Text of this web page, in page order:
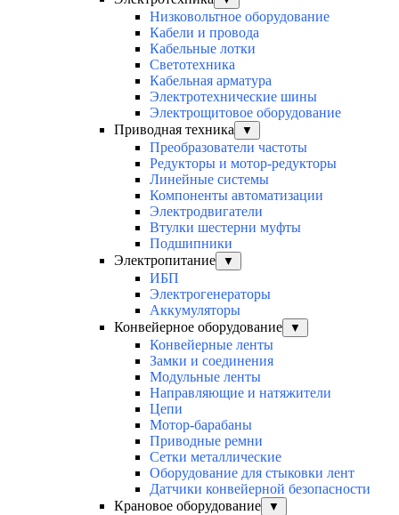
Низковольтное оборудование
Кабели и провода
Кабельные лотки
Светотехника
Кабельная арматура
Электротехнические шины
Электрощитовое оборудование
Приводная техника
▼
Преобразователи частоты
Редукторы и мотор-редукторы
Линейные системы
Компоненты автоматизации
Электродвигатели
Втулки шестерни муфты
Подшипники
Электропитание
▼
ИБП
Электрогенераторы
Аккумуляторы
Конвейерное оборудование
▼
Конвейерные ленты
Замки и соединения
Модульные ленты
Направляющие и натяжители
Цепи
Мотор-барабаны
Приводные ремни
Сетки металлические
Оборудование для стыковки лент
Датчики конвейерной безопасности
Крановое оборудование
▼